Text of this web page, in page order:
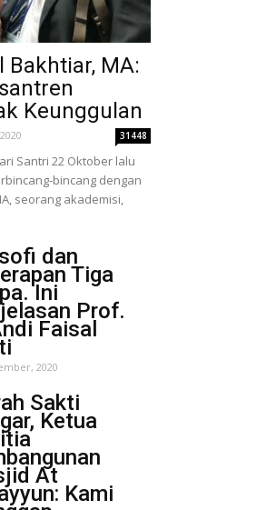
Bakhtiar, MA:
Keunggulan
31448
Santri 22 Oktober lalu
bincang dengan
seorang akademisi,
dan
Tiga
Ini
Prof.
Faisal
2020
Sakti
Ketua
At
Kami